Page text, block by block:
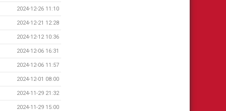
2024-12-26 11:10
2024-12-21 12:28
2024-12-12 10:36
2024-12-06 16:31
2024-12-06 11:57
2024-12-01 08:00
2024-11-29 21:32
2024-11-29 15:00